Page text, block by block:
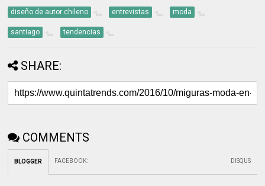
diseño de autor chileno entrevistas moda
santiago tendencias
SHARE:
COMMENTS
BLOGGER FACEBOOK: DISQUS